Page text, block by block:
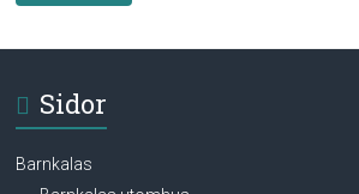
Sidor
Barnkalas